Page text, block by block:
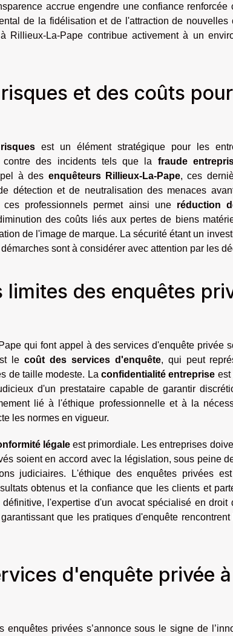
accrue engendre une confiance
de la fidélisation et de l'attraction de nouvelles
Rillieux-La-Pape contribue activement à un
et des coûts
est un élément stratégique pour les
contre des incidents tels que la fraude
à des enquêteurs Rillieux-La-Pape, ces
détection et de neutralisation des menaces
ces professionnels permet ainsi une réduction
des coûts liés aux pertes de biens
de l'image de marque. La sécurité étant un
sont à considérer avec attention par les
limites des enquêtes
qui font appel à des services d'enquête privée
lecoût des services d'enquête, qui peut
de taille modeste. Laconfidentialité entreprise est
d'un prestataire capable de garantir
lié à l'éthique professionnelle et à la
les normes en vigueur.
légaleest primordiale. Les entreprises
soient en accord avec la législation, sous peine
judiciaires. L'éthique des enquêtes privées
obtenus et la confiance que les clients et
l'expertise d'un avocat spécialisé en droit
que les pratiques d'enquête
d'enquête privée
enquêtes privées s’annonce sous le signe de